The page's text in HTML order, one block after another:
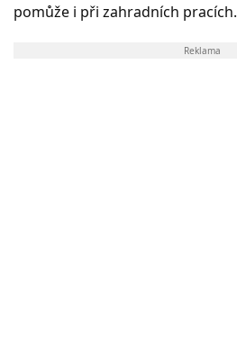
pomůže i při zahradních pracích.
Reklama